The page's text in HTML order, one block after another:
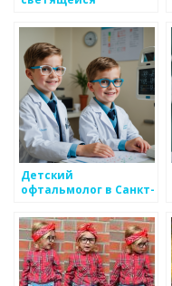
тренд или опасность?
Детский
офтальмолог в Санкт-
правильно выбрать
специалиста и
подготовиться к
приему